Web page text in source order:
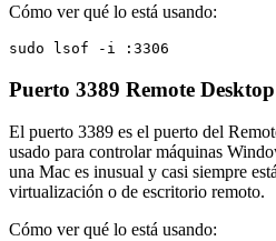
Cómo ver qué lo está usando:
sudo lsof -i :3306
Puerto 3389 Remote
El puerto 3389 es el puerto del
usado para controlar máquinas
una Mac es inusual y casi siempre
virtualización o de escritorio remoto.
Cómo ver qué lo está usando: